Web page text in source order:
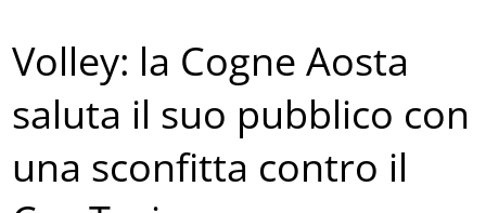
Volley: la Cogne Aosta
saluta il suo pubblico con
una sconfitta contro il